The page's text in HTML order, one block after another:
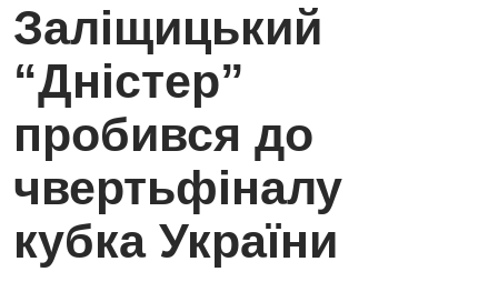
Заліщицький
“Дністер”
пробився до
чвертьфіналу
кубка України